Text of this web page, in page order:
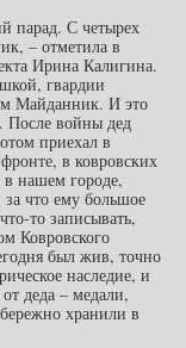
парад. С четырех
– отметила в
Ирина Калигина.
гвардии
Майданник. И это
После войны дед
приехал в
в ковровских
в нашем городе,
что ему большое
то записывать,
Ковровского
был жив, точно
наследие, и
деда – медали,
хранили в